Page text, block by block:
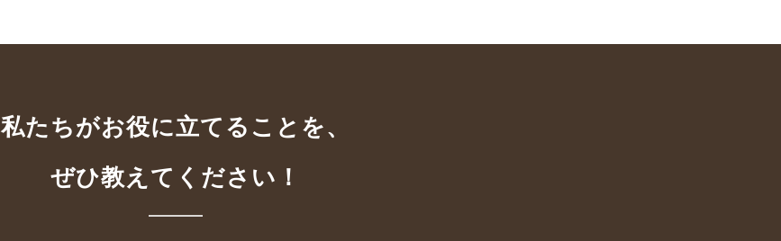
私たちがお役に立てることを、
ぜひ教えてください！